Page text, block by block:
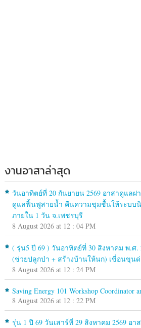
งานอาสาล่าสุด
วันอาทิตย์ที่ 20 กันยายน 2569 อาสาดูแลฝา
ดูแลฟื้นฟูสายน้ำ คืนความชุมชื้นให้ระบบ
ภายใน 1 วัน จ.เพชรบุรี
8 August 2026 at 12 : 04 PM
( รุ่น5 ปี 69 ) วันอาทิตย์ที่ 30 สิงหาคม พ.ศ.
(ช่วยปลูกป่า + สร้างบ้านให้นก) เขื่อนขุน
8 August 2026 at 12 : 24 PM
Saving Energy 101 Workshop Coordinator
8 August 2026 at 12 : 22 PM
รุ่น 1 ปี 69 วันเสาร์ที่ 29 สิงหาคม 2569 อ